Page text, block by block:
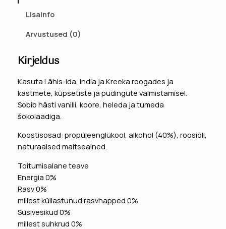
6
m
l
N
M
o
g
u
s
Lisainfo
Arvustused (0)
Kirjeldus
Kasuta Lähis-Ida, India ja Kreeka roogades ja
kastmete, küpsetiste ja pudingute valmistamisel.
Sobib hästi vanilli, koore, heleda ja tumeda
šokolaadiga.
Koostisosad: propüleenglükool, alkohol (40%), roosiõli,
naturaalsed maitseained.
Toitumisalane teave
Energia 0%
Rasv 0%
millest küllastunud rasvhapped 0%
Süsivesikud 0%
millest suhkrud 0%